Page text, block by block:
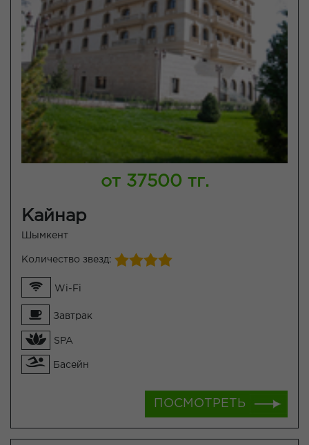
от 37500 тг.
Кайнар
Шымкент
Количество звезд:
Wi-Fi
Завтрак
SPA
Басейн
ПОСМОТРЕТЬ